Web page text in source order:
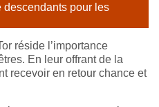
descendants pour les
réside l’importance
En leur offrant de la
recevoir en retour chance et